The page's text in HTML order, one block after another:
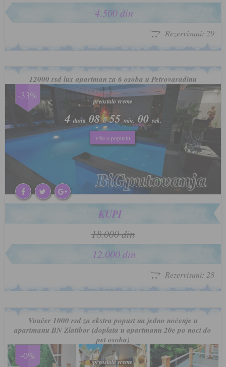
4.500 din
Rezervisani: 29
12000 rsd lux apartman za 6 osoba u Petrovaradinu
-33%
preostalo vreme
4dana 08h 54 min. 57 sek.
više o popustu
preostalo vreme
4dana 08h 54 min. 57 sek.
više o popustu
KUPI
18.000 din
12.000 din
Rezervisani: 28
Vaučer 1000 rsd za ekstra popust na jedno noćenje u
apartmanu BN Zlatibor (doplata u apartmanu 20e po noci do
pet osoba)
-0%
preostalo vreme
preostalo vreme